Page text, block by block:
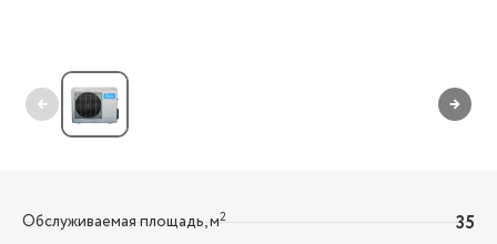
← →
Обслуживаемая площадь, м2 35